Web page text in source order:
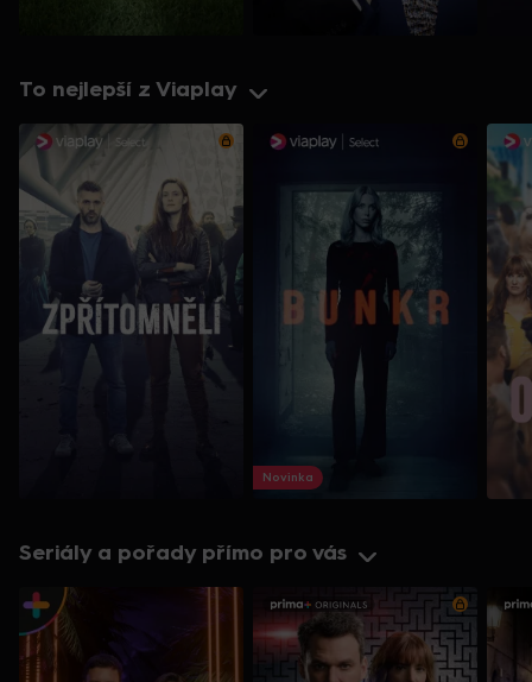
To nejlepší z Viaplay
Novinka
Seriály a pořady přímo pro vás